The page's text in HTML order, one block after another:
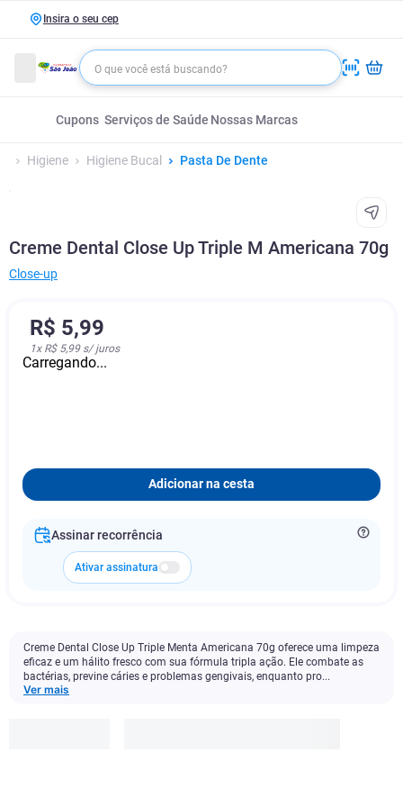
Insira o seu cep
Cupons Serviços de Saúde Nossas Marcas
Higiene Higiene Bucal Pasta De Dente
Creme Dental Close Up Triple M Americana 70g
Close-up
R$ 5,99
1x R$ 5,99s/ juros
Carregando...
Adicionar na cesta
Assinar recorrência
Ativar assinatura
Creme Dental Close Up Triple Menta Americana 70g oferece uma limpeza
eficaz e um hálito fresco com sua fórmula tripla ação. Ele combate as
bactérias, previne cáries e problemas gengivais, enquanto pro...
Ver mais